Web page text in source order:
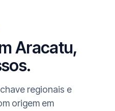
Aracatu,
regionais e
origem em